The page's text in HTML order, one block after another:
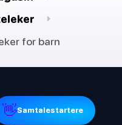
for barn
👋Samtalestartere